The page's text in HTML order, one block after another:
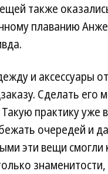
также
плаванию
и аксессуары
Сделать
практику
очередей и
эти вещи